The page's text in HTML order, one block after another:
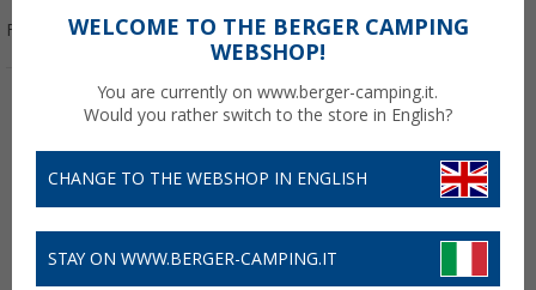
Filtrare per:WELCOME TO THE BERGER CAMPING
WEBSHOP!
You are currently on www.berger-camping.it.
Would you rather switch to the store in English?
CHANGE TO THE WEBSHOP IN ENGLISH
STAY ON WWW.BERGER-CAMPING.IT